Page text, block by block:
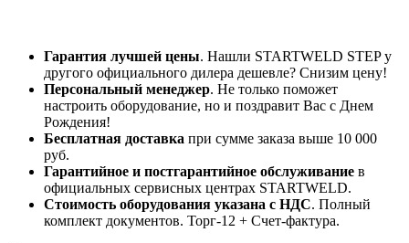
Гарантия лучшей цены. Нашли STARTWELD STEP у
другого официального дилера дешевле? Снизим цену!
Персональный менеджер. Не только поможет
настроить оборудование, но и поздравит Вас с Днем
Рождения!
Бесплатная доставка при сумме заказа выше 10 000
руб.
Гарантийное и постгарантийное обслуживание в
официальных сервисных центрах STARTWELD.
Стоимость оборудования указана с НДС. Полный
комплект документов. Торг-12 + Счет-фактура.​